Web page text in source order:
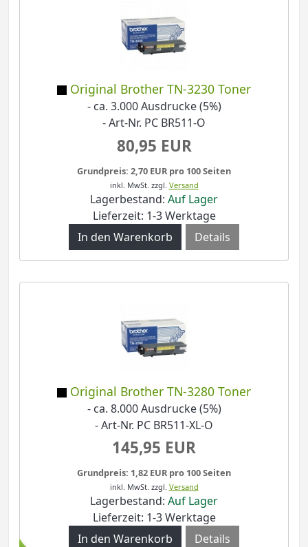
Original Brother TN-3230 Toner
- ca. 3.000 Ausdrucke (5%)
- Art-Nr. PC BR511-O
80,95 EUR
Grundpreis: 2,70 EUR pro 100 Seiten
inkl. MwSt. zzgl. Versand
Lagerbestand: Auf Lager
Lieferzeit: 1-3 Werktage
Details
Original Brother TN-3280 Toner
- ca. 8.000 Ausdrucke (5%)
- Art-Nr. PC BR511-XL-O
145,95 EUR
Grundpreis: 1,82 EUR pro 100 Seiten
inkl. MwSt. zzgl. Versand
Lagerbestand: Auf Lager
Lieferzeit: 1-3 Werktage
Details